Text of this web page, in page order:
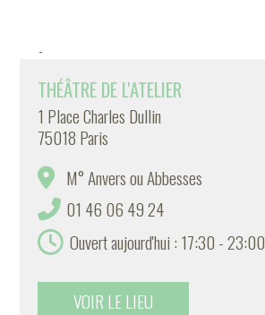
-
THÉÂTRE DE L'ATELIER
1 Place Charles Dullin
75018 Paris
M° Anvers ou Abbesses
01 46 06 49 24
Ouvert aujourd'hui : 17:30 - 23:00
VOIR LE LIEU